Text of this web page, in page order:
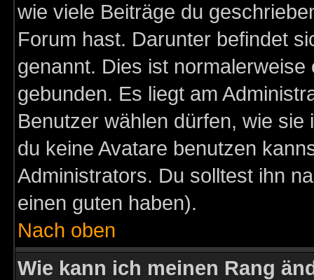
wie viele Beiträge du
Forum hast. Darunter befindet
genannt. Dies ist
gebunden. Es liegt am
Benutzer wählen dürfen, wie
du keine Avatare benutzen
Administrators. Du solltest ihn
einen guten haben).
Nach oben
Wie kann ich meinen Rang